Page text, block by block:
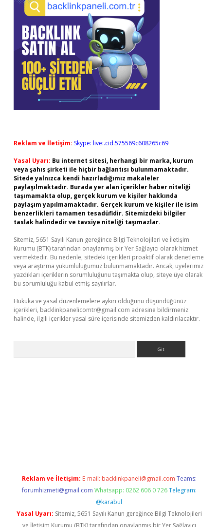
Reklam ve İletişim: Skype: live:.cid.575569c608265c69
Yasal Uyarı: Bu internet sitesi, herhangi bir marka, kurum
veya şahıs şirketi ile hiçbir bağlantısı bulunmamaktadır.
Sitede yalnızca kendi hazırladığımız makaleler
paylaşılmaktadır. Burada yer alan içerikler haber niteliği
taşımamakta olup, gerçek kurum ve kişiler hakkında
paylaşım yapılmamaktadır. Gerçek kurum ve kişiler ile isim
benzerlikleri tamamen tesadüfidir. Sitemizdeki bilgiler
taslak halindedir ve tavsiye niteliği taşımazlar.
Sitemiz, 5651 Sayılı Kanun gereğince Bilgi Teknolojileri ve İletişim
Kurumu (BTK) tarafından onaylanmış bir Yer Sağlayıcı olarak hizmet
vermektedir. Bu nedenle, sitedeki içerikleri proaktif olarak denetleme
veya araştırma yükümlülüğümüz bulunmamaktadır. Ancak, üyelerimiz
yazdıkları içeriklerin sorumluluğunu taşımakta olup, siteye üye olarak
bu sorumluluğu kabul etmiş sayılırlar.
Hukuka ve yasal düzenlemelere aykırı olduğunu düşündüğünüz
içerikleri, backlinkpanelicomtr@gmail.com adresine bildirmeniz
halinde, ilgili içerikler yasal süre içerisinde sitemizden kaldırılacaktır.
Reklam ve İletişim: E-mail: backlinkpaneli@gmail.com Teams:
forumhizmeti@gmail.com Whatsapp: 0262 606 0 726 Telegram:
@karabul
Yasal Uyarı: Sitemiz, 5651 Sayılı Kanun gereğince Bilgi Teknolojileri
ve İletişim Kurumu (BTK) tarafından onaylanmış bir Yer Sağlayıcı